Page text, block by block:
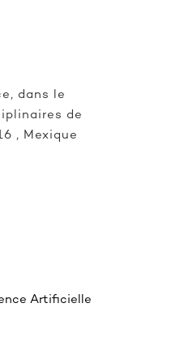
dans le
de
, Mexique
Artificielle